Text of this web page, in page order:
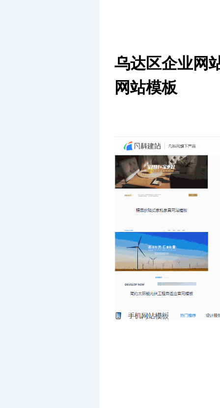
乌达区企业网
网站模板